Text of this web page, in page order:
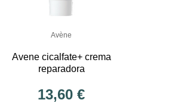
Avène
Avene cicalfate+ crema
reparadora
13,60 €